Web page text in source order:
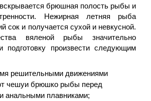
брюшная полость рыбы и
Нежирная летняя рыба
сок и получается сухой и невкусной.
вяленой рыбы значительно
подготовку произвести следующим
решительными движениями
чешуи брюшко рыбы перед
анальными плавниками;